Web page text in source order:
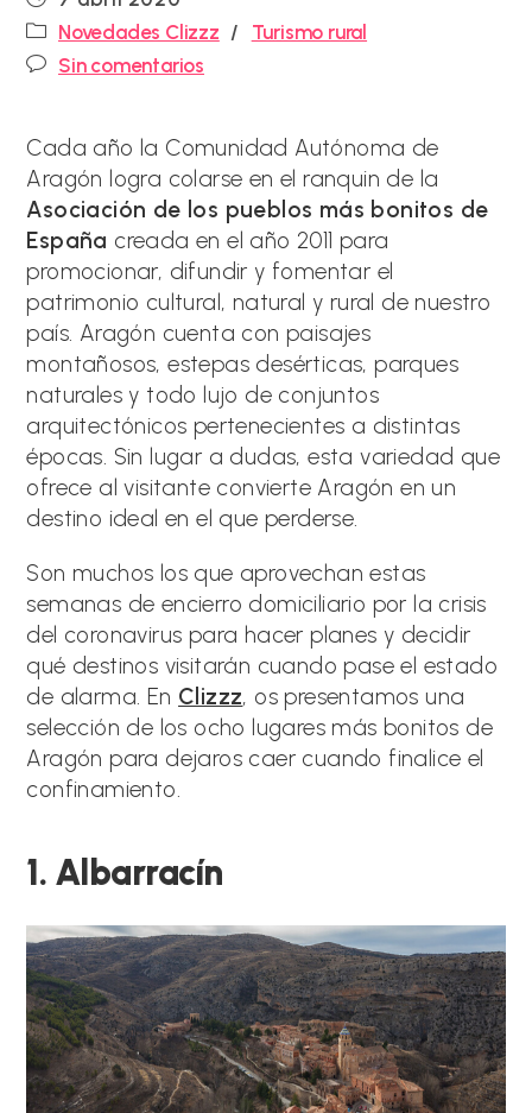
de
la
entrada:
Categoría
de
la
Novedades Clizzz / Turismo rural
Comentarios
Sin comentarios
Cada año la Comunidad Autónoma de
Aragón logra colarse en el ranquin de la
Asociación de los pueblos más bonitos de
España creada en el año 2011 para
promocionar, difundir y fomentar el
patrimonio cultural, natural y rural de nuestro
país. Aragón cuenta con paisajes
montañosos, estepas desérticas, parques
naturales y todo lujo de conjuntos
arquitectónicos pertenecientes a distintas
épocas. Sin lugar a dudas, esta variedad que
ofrece al visitante convierte Aragón en un
destino ideal en el que perderse.
Son muchos los que aprovechan estas
semanas de encierro domiciliario por la crisis
del coronavirus para hacer planes y decidir
qué destinos visitarán cuando pase el estado
de alarma. En Clizzz, os presentamos una
selección de los ocho lugares más bonitos de
Aragón para dejaros caer cuando finalice el
confinamiento.
1. Albarracín